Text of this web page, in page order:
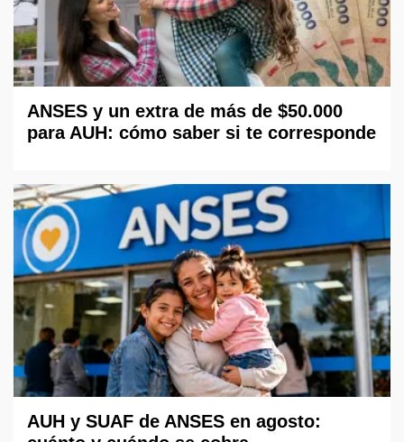
ANSES y un extra de más de $50.000
para AUH: cómo saber si te corresponde
AUH y SUAF de ANSES en agosto: